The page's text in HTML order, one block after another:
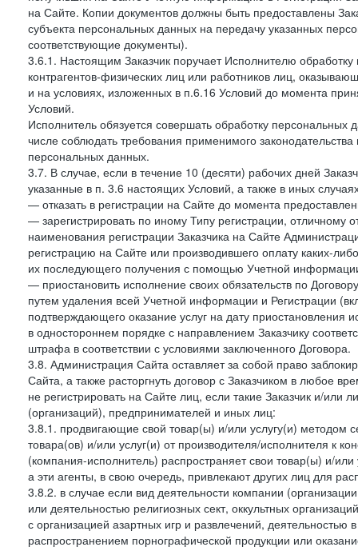
на Сайте. Копии документов должны быть предоставлены
субъекта персональных данных на передачу указанных
соответствующие документы).
3.6.1. Настоящим Заказчик поручает Исполнителю
контрагентов-физических лиц или работников лиц,
и на условиях, изложенных в п.6.16 Условий до момента
Условий.
Исполнитель обязуется совершать обработку
числе соблюдать требования применимого
персональных данных.
3.7. В случае, если в течение 10 (десяти) рабочих дней
указанные в п. 3.6 настоящих Условий, а также в иных
— отказать в регистрации на Сайте до момента
— зарегистрировать по иному Типу регистрации, отличному
наименования регистрации Заказчика на Сайте
регистрацию на Сайте или производившего оплату каких-
их последующего получения с помощью Учетной
— приостановить исполнение своих обязательств по
путем удаления всей Учетной информации и Регистрации
подтверждающего оказание услуг на дату приостановления
в одностороннем порядке с направлением Заказчику
штрафа в соответствии с условиями заключенного Договора.
3.8. Администрация Сайта оставляет за собой право
Сайта, а также расторгнуть договор с Заказчиком в любое
не регистрировать на Сайте лиц, если такие Заказчик и/
(организаций), предпринимателей и иных лиц:
3.8.1. продвигающие свой товар(ы) и/или услугу(и) методом
товара(ов) и/или услуг(и) от производителя/исполнителя к
(компания-исполнитель) распространяет свои товар(ы) и/
а эти агенты, в свою очередь, привлекают других лиц для
3.8.2. в случае если вид деятельности компании
или деятельностью религиозных сект, оккультных
с организацией азартных игр и развлечений,
распространением порнографической продукции или